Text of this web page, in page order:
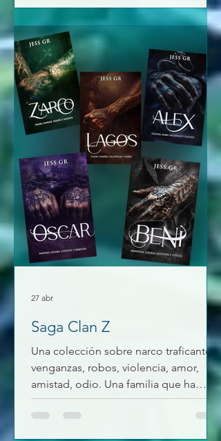
bastante. La historia tiene un bonito
cierre. Tenemos amistad, amor,
tragedia, injusticia. Muy recomendable
si te gusta leer romántica, fantasía,
erótica y sobre todo de hombres lobo
y brujas. 1/5 Alfa prisionero Nos cuenta
la historia de dos mellizos, criados en
aislamiento con su madre en un
bosque, cuando su madre fallece
deciden salir al m
Saga Clan Z
Una colección sobre narco traficantes,
venganzas, robos, violencia, amor,
amistad, odio. Una familia que ha
tenido una infancia dura en el mundo
donde viven y se han criado en un
ambiente que les marcara a todos para
27 abr